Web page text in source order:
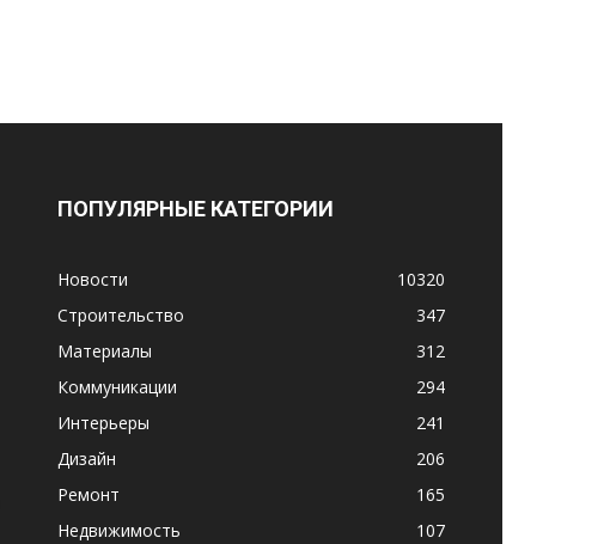
ПОПУЛЯРНЫЕ КАТЕГОРИИ
Новости
10320
Строительство
347
Материалы
312
Коммуникации
294
Интерьеры
241
Дизайн
206
Ремонт
165
Недвижимость
107